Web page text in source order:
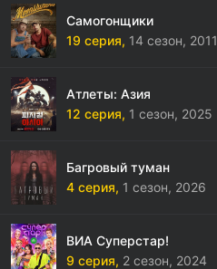
Самогонщики
19 серия, 14 сезон, 2011
Атлеты: Азия
12 серия, 1 сезон, 2025
Багровый туман
4 серия, 1 сезон, 2026
ВИА Суперстар!
9 серия, 2 сезон, 2024